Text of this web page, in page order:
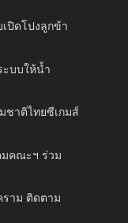
ปิดโปงลูกข้า
ะบบให้น้ำ
าติไทยซีเกมส์
คณะฯ ร่วม
ราม ติดตาม